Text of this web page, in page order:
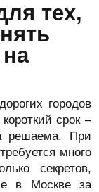
тех,
городов
срок –
решаема. При
много
секретов,
в Москве за